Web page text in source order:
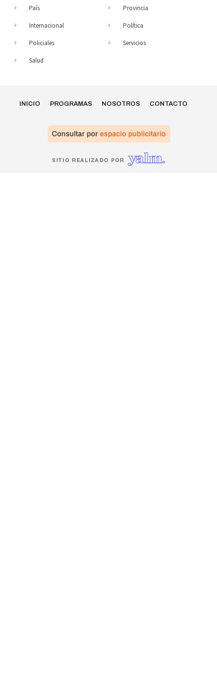
País
Internacional
Policiales
Salud
Provincia
Política
Servicios
INICIO PROGRAMAS NOSOTROS CONTACTO